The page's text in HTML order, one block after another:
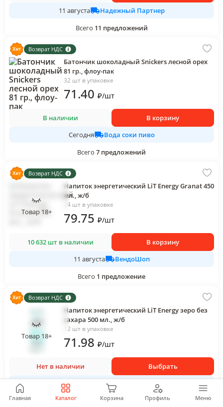
Главная Каталог Корзина Профиль Меню
11 августа
Надежный Партнер
Всего 11 предложений
Возврат НДС
Батончик шоколадный Snickers лесной орех
81 гр., флоу-пак
32 шт в упаковке
71.40 ₽/шт
В наличии
В корзину
Сегодня
Вода соки пиво
Всего 7 предложений
Возврат НДС
Товар 18+
Напиток энергетический LiT Energy Granat 450
мл., ж/б
24 шт в упаковке
79.75 ₽/шт
10 632 шт в наличии
В корзину
11 августа
ВендоШоп
Всего 1 предложение
Возврат НДС
Товар 18+
Напиток энергетический LiT Energy зеро без
сахара 500 мл., ж/б
12 шт в упаковке
71.98 ₽/шт
Нет в наличии
Выбрать
ЮГ-СЕРВИС
Всего
12предложений